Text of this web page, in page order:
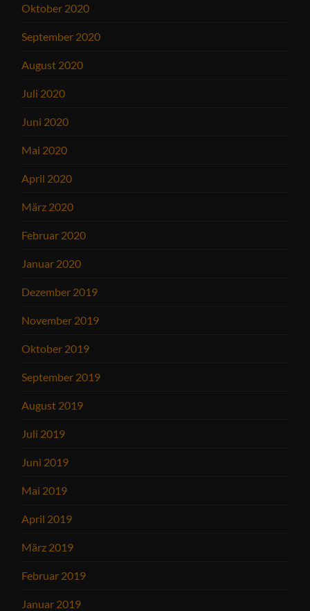
Oktober 2020
September 2020
August 2020
Juli 2020
Juni 2020
Mai 2020
April 2020
März 2020
Februar 2020
Januar 2020
Dezember 2019
November 2019
Oktober 2019
September 2019
August 2019
Juli 2019
Juni 2019
Mai 2019
April 2019
März 2019
Februar 2019
Januar 2019